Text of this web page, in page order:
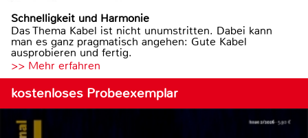
Schnelligkeit und Harmonie
Das Thema Kabel ist nicht unumstritten. Dabei kann
man es ganz pragmatisch angehen: Gute Kabel
ausprobieren und fertig.
>> Mehr erfahren
kostenloses Probeexemplar